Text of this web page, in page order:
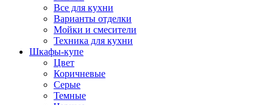
Все для кухни
Варианты отделки
Мойки и смесители
Техника для кухни
Шкафы-купе
Цвет
Коричневые
Серые
Темные